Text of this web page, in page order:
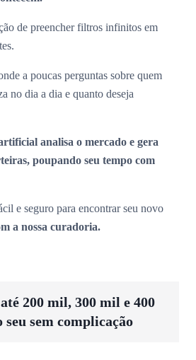
de preencher filtros infinitos em
a poucas perguntas sobre quem
no dia a dia e quanto deseja
analisa o mercado e gera
poupando seu tempo com
e seguro para encontrar seu novo
a nossa curadoria.
200 mil, 300 mil e 400
sem complicação